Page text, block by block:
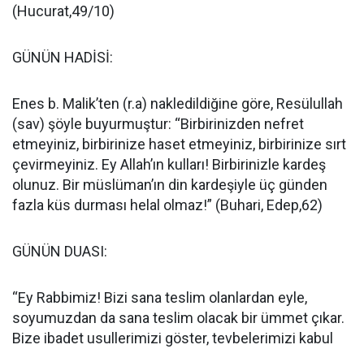
(Hucurat,49/10)
GÜNÜN HADİSİ:
Enes b. Malik’ten (r.a) nakledildiğine göre, Resülullah
(sav) şöyle buyurmuştur: “Birbirinizden nefret
etmeyiniz, birbirinize haset etmeyiniz, birbirinize sırt
çevirmeyiniz. Ey Allah’ın kulları! Birbirinizle kardeş
olunuz. Bir müslüman’ın din kardeşiyle üç günden
fazla küs durması helal olmaz!” (Buhari, Edep,62)
GÜNÜN DUASI:
“Ey Rabbimiz! Bizi sana teslim olanlardan eyle,
soyumuzdan da sana teslim olacak bir ümmet çıkar.
Bize ibadet usullerimizi göster, tevbelerimizi kabul